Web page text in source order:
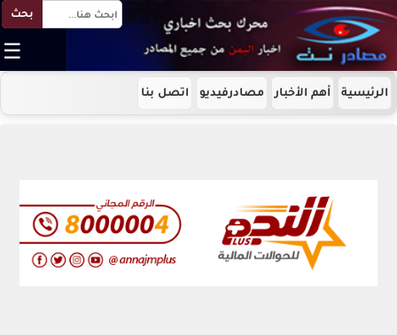
بحث
☰
الرئيسية أهم الأخبار مصادرفيديو اتصل بنا